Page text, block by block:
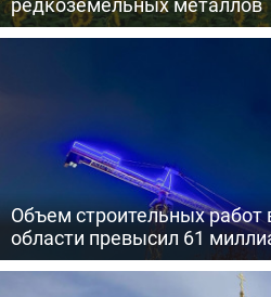
Объем строительных
области превысил 61